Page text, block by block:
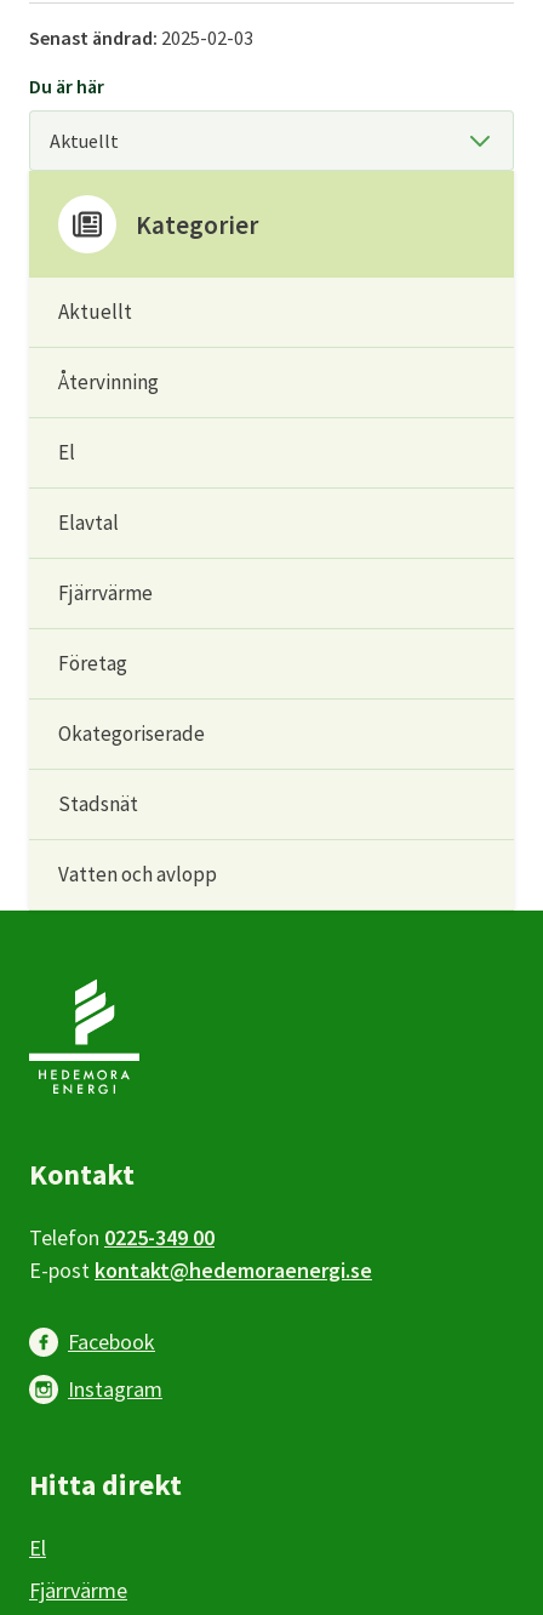
Senast ändrad: 2025-02-03
Du är här
Kategorier
Aktuellt
Återvinning
El
Elavtal
Fjärrvärme
Företag
Okategoriserade
Stadsnät
Vatten och avlopp
Kontakt
Telefon 0225-349 00
E-post kontakt@hedemoraenergi.se
Facebook
Instagram
Hitta direkt
El
Fjärrvärme